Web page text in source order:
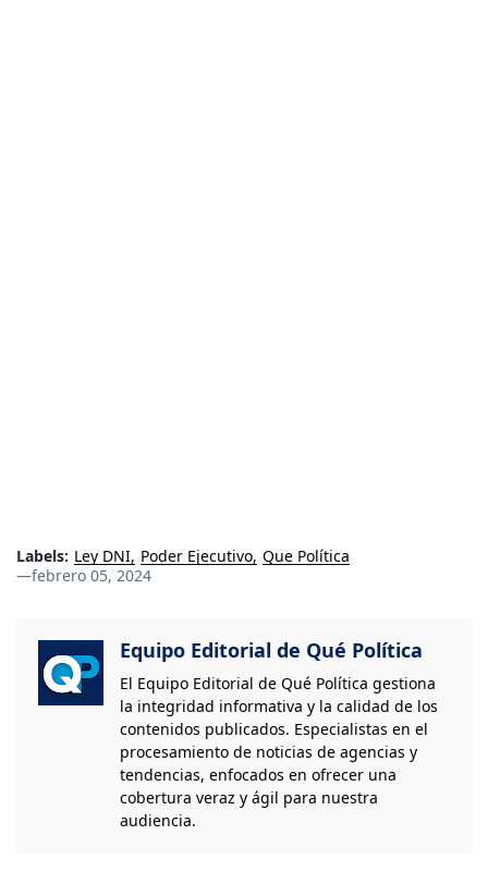
Labels: Ley DNI Poder Ejecutivo Que Política
—febrero 05, 2024
Equipo Editorial de Qué Política
El Equipo Editorial de Qué Política gestiona
la integridad informativa y la calidad de los
contenidos publicados. Especialistas en el
procesamiento de noticias de agencias y
tendencias, enfocados en ofrecer una
cobertura veraz y ágil para nuestra
audiencia.